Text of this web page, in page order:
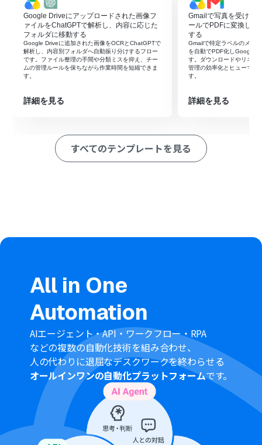
はじめに、Google DriveとGoogleドキュメントをYoom
と連携します。
次に、トリガーでGoogle Driveを選択し、「特定のフォ
ルダ内に新しくファイル・フォルダが作成されたら」と
いうアクションを設定します。
次に、オペレーションで分岐機能を設定し、特定のファ
イル形式（例：PDF）の場合のみ後続の処理に進むよう条
次に、オペレーションでGoogle Driveの「ファイルをダ
ドしたPDFファイルの内容を読み取ります。
次に、オペレーションでGoogleドキュメントの「新しい
ドキュメントを作成する」アクションを設定します。
■このワークフローのカスタムポイント
Google Driveのトリガー設定では、自動化の対象とした
いフォルダを任意のフォルダIDで指定してください。
分岐機能では、ファイル名やファイル形式など、前段のト
リガーで取得した情報をもとに後続の処理を分岐させる条
件を任意で設定できます。
OCR機能では、読み取り対象のファイルや抽出項目を任
意でカスタマイズすることが可能です。
Googleドキュメントでドキュメントを作成する際、ドキ
ュメントのタイトルを固定値や前段で取得した情報を用
いて自由に設定できます。
Googleドキュメントに追加するテキストは、OCRで取得
した情報だけでなく、固定の文言などを組み合わせて任
Google Driveにアップロードされた画像フ
ァイルをChatGPTで解析し、内容に応じた
フォルダに移動する
Google Driveに追加された画像をOCRとChatGPTで
解析し、内容別フォルダへ自動振り分けするフロー
です。ファイル整理の手間や分類ミスを抑え、チー
ムの管理ルールを保ちながら作業時間を短縮できま
す。
詳細を見る
Gmailで写真を受け取
ールでPDFに変換し
する
Gmailで特定ラベルのメー
を自動でPDF化しGoogle
す。ダウンロードやリネー
管理の効率化とヒューマン
す。
詳細を見る
すべてのテンプレートを見る
All in One
Automation
AIエージェント・API・ワークフロー・RPA
などの複数の自動化技術を組み合わせ、
人の代わりに退屈なデスクワークを終わらせる
オールインワンの自動化プラットフォームです。